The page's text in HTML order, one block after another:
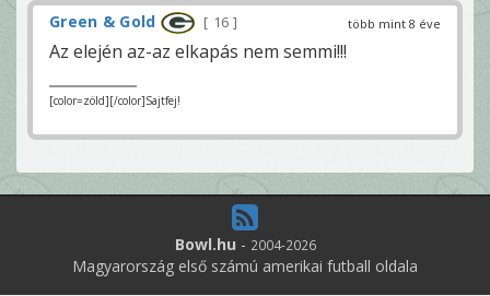
több mint 8 éve
Green & Gold 16
Az elején az-az elkapás nem semmi!!!
[color=zöld][/color]Sajtfej!
Bowl.hu - 2004-2026
Magyarország első számú amerikai futball oldala